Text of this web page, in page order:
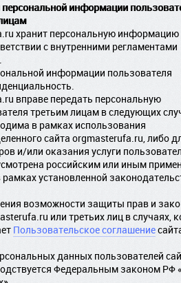
информации
хранит персональную информацию
с внутренними регламентами
информации пользователя
вправе передать персональную
третьим лицам в следующих
в рамках использования
сайта orgmasterufa.ru, либо
и/или оказания услуги
российским или иным
установленной
возможности защиты прав и
или третьих лиц в случаях,
Пользовательское соглашение
данных пользователей
Федеральным законом РФ